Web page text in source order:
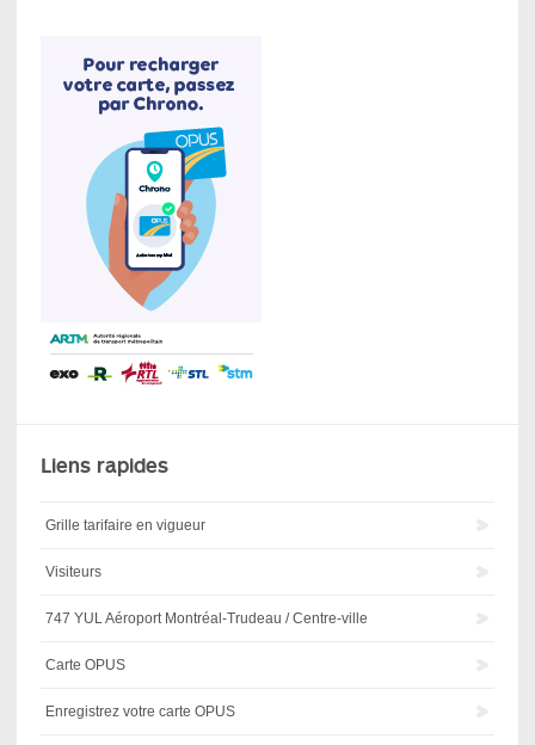
Liens rapides
Grille tarifaire en vigueur
Visiteurs
747 YUL Aéroport Montréal-Trudeau / Centre-ville
Carte OPUS
Enregistrez votre carte OPUS